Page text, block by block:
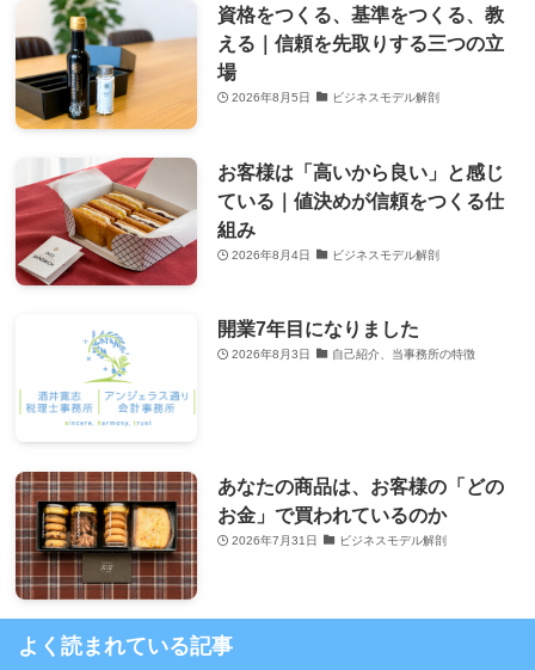
資格をつくる、基準をつくる、教
える｜信頼を先取りする三つの立
場
2026年8月5日 ビジネスモデル解剖
お客様は「高いから良い」と感じ
ている｜値決めが信頼をつくる仕
組み
2026年8月4日 ビジネスモデル解剖
開業7年目になりました
2026年8月3日 自己紹介、当事務所の特徴
あなたの商品は、お客様の「どの
お金」で買われているのか
2026年7月31日 ビジネスモデル解剖
よく読まれている記事